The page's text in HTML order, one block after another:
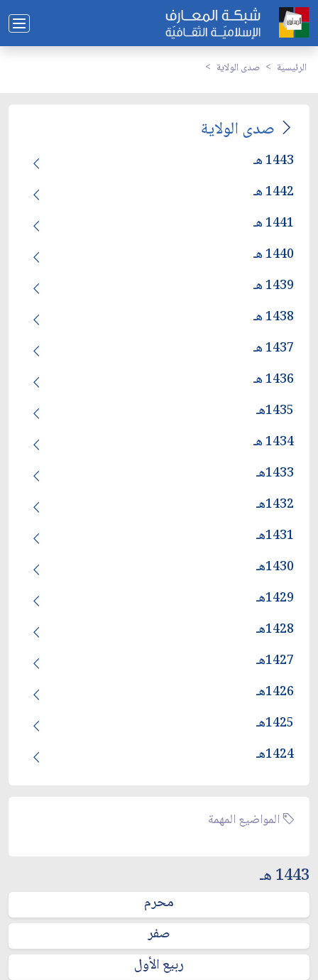
الرئيسية صدى الولاية
صدى الولاية
1443 هـ
1442 هـ
1441 هـ
1440 هـ
1439 هـ
1438 هـ
1437 هـ
1436 هـ
1435هـ
1434 هـ
1433هـ
1432هـ
1431هـ
1430هـ
1429هـ
1428هـ
1427هـ
1426هـ
1425هـ
1424هـ
المواضيع المهمة
1443 هـ
محرم
صفر
ربيع الأول